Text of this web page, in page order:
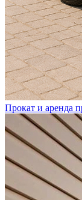
Прокат и аренда